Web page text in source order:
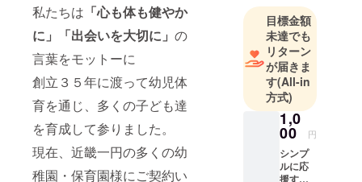
私たちは 「心も体も健やか
に」「出会いを大切に」 の
言葉をモットーに
創立３５年に渡って幼児体
育を通じ、多くの子ども達
を育成して参りました。
現在、近畿一円の多くの幼
稚園・保育園様にご契約い
目標金額
未達でも
リターン
が届きま
す(All-in
方式)
1,0
00 円
シンプ
ルに応
援する